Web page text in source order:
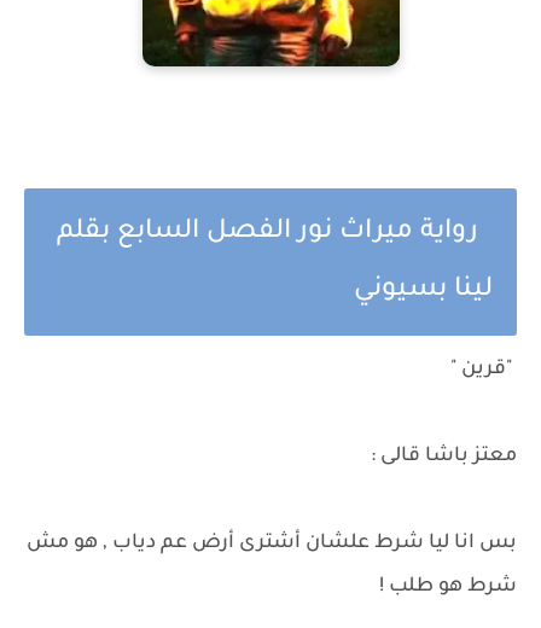
رواية ميراث نور الفصل السابع بقلم
لينا بسيوني
"قرين "
معتز باشا قالى :
بس انا ليا شرط علشان أشترى أرض عم دياب , هو مش
شرط هو طلب !